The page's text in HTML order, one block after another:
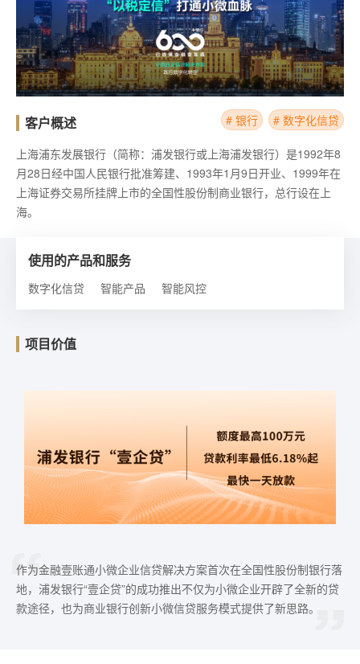
客户概述 # 银行 # 数字化信贷
上海浦东发展银行（简称：浦发银行或上海浦发银行）是1992年8
月28日经中国人民银行批准筹建、1993年1月9日开业、1999年在
上海证券交易所挂牌上市的全国性股份制商业银行，总行设在上
海。
使用的产品和服务
数字化信贷 智能产品 智能风控
项目价值
作为金融壹账通小微企业信贷解决方案首次在全国性股份制银行落
地，浦发银行“壹企贷”的成功推出不仅为小微企业开辟了全新的贷
款途径，也为商业银行创新小微信贷服务模式提供了新思路。